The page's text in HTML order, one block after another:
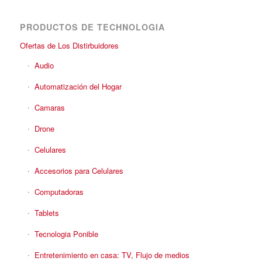
PRODUCTOS DE TECHNOLOGIA
Ofertas de Los Distirbuidores
Audio
Automatización del Hogar
Camaras
Drone
Celulares
Accesorios para Celulares
Computadoras
Tablets
Tecnologia Ponible
Entretenimiento en casa: TV, Flujo de medios